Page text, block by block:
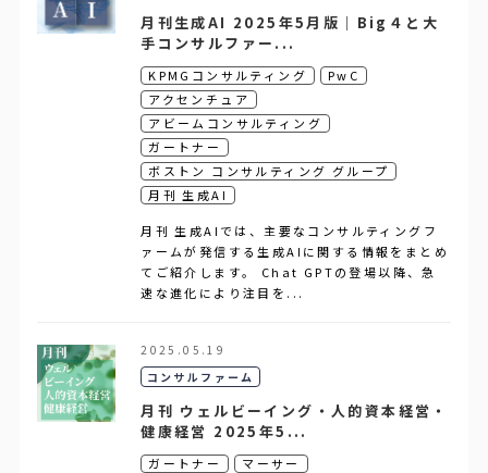
月刊生成AI 2025年5月版｜Big４と大
手コンサルファー...
KPMGコンサルティング
PwC
アクセンチュア
アビームコンサルティング
ガートナー
ボストン コンサルティング グループ
月刊 生成AI
月刊 生成AIでは、主要なコンサルティングフ
ァームが発信する生成AIに関する情報をまとめ
てご紹介します。 Chat GPTの登場以降、急
速な進化により注目を...
2025.05.19
コンサルファーム
月刊 ウェルビーイング・人的資本経営・
健康経営 2025年5...
ガートナー
マーサー